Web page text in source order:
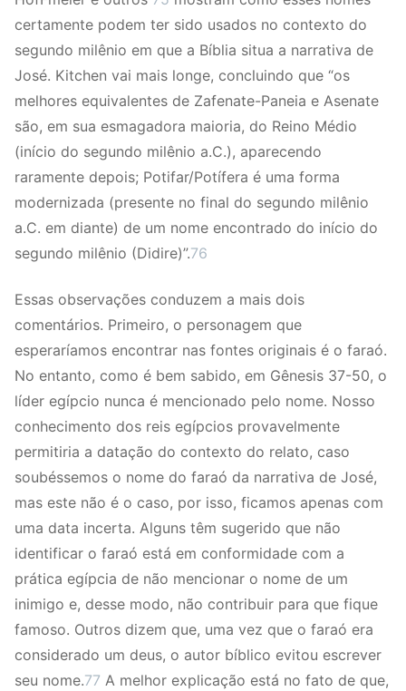
certamente podem ter sido usados no contexto do
segundo milênio em que a Bíblia situa a narrativa de
José. Kitchen vai mais longe, concluindo que “os
melhores equivalentes de Zafenate-Paneia e Asenate
são, em sua esmagadora maioria, do Reino Médio
(início do segundo milênio a.C.), aparecendo
raramente depois; Potifar/Potífera é uma forma
modernizada (presente no final do segundo milênio
a.C. em diante) de um nome encontrado do início do
segundo milênio (Didire)”.76
Essas observações conduzem a mais dois
comentários. Primeiro, o personagem que
esperaríamos encontrar nas fontes originais é o faraó.
No entanto, como é bem sabido, em Gênesis 37-50, o
líder egípcio nunca é mencionado pelo nome. Nosso
conhecimento dos reis egípcios provavelmente
permitiria a datação do contexto do relato, caso
soubéssemos o nome do faraó da narrativa de José,
mas este não é o caso, por isso, ficamos apenas com
uma data incerta. Alguns têm sugerido que não
identificar o faraó está em conformidade com a
prática egípcia de não mencionar o nome de um
inimigo e, desse modo, não contribuir para que fique
famoso. Outros dizem que, uma vez que o faraó era
considerado um deus, o autor bíblico evitou escrever
seu nome.77 A melhor explicação está no fato de que,